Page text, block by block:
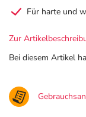
Für harte und
Zur
Bei diesem Artikel